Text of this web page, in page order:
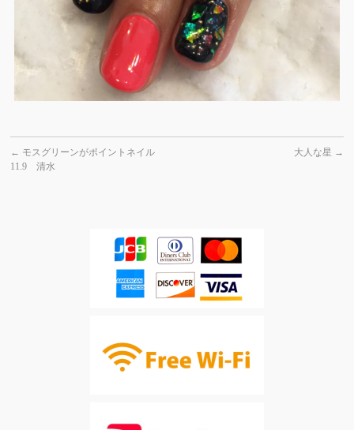
← モスグリーンがポイントネイル
11.9 清水
大人な星 →